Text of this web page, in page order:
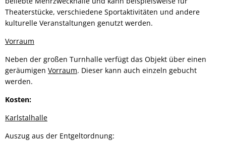
Theaterstücke, verschiedene Sportaktivitäten und andere
kulturelle Veranstaltungen genutzt werden.
Vorraum
Neben der großen Turnhalle verfügt das Objekt über einen
geräumigen Vorraum. Dieser kann auch einzeln gebucht
werden.
Kosten:
Karlstalhalle
Auszug aus der Entgeltordnung: